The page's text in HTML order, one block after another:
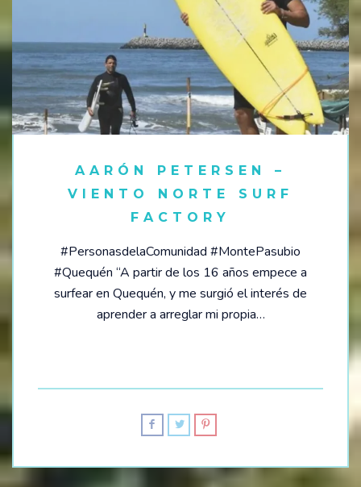
AARÓN PETERSEN –
VIENTO NORTE SURF
FACTORY
#PersonasdelaComunidad #MontePasubio
#Quequén “A partir de los 16 años empece a
surfear en Quequén, y me surgió el interés de
aprender a arreglar mi propia…